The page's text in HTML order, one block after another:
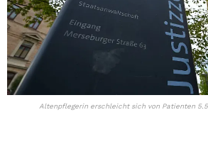
Altenpflegerin erschleicht sich von Patienten